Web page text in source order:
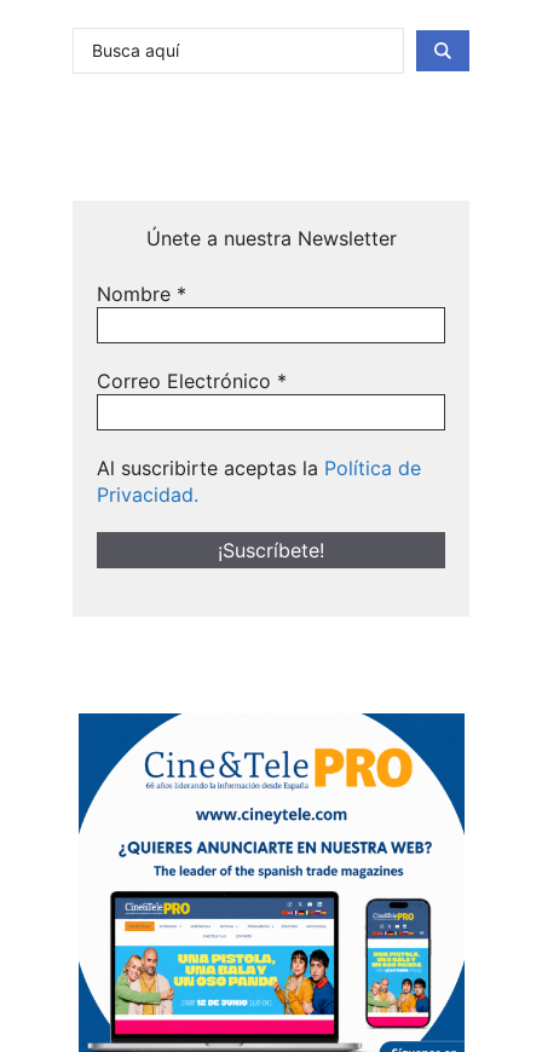
Únete a nuestra Newsletter
Nombre *
Correo Electrónico *
Al suscribirte aceptas la Política de
Privacidad.